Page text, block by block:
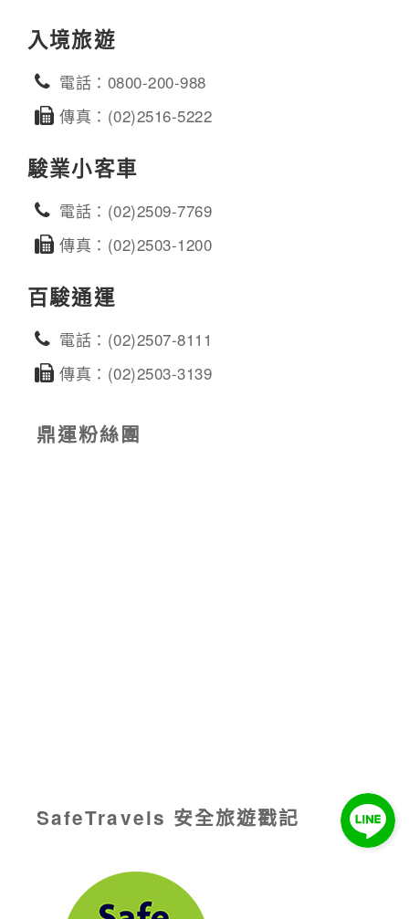
入境旅遊
電話：0800-200-988
傳真：(02)2516-5222
駿業小客車
電話：(02)2509-7769
傳真：(02)2503-1200
百駿通運
電話：(02)2507-8111
傳真：(02)2503-3139
鼎運粉絲團
SafeTravels 安全旅遊戳記